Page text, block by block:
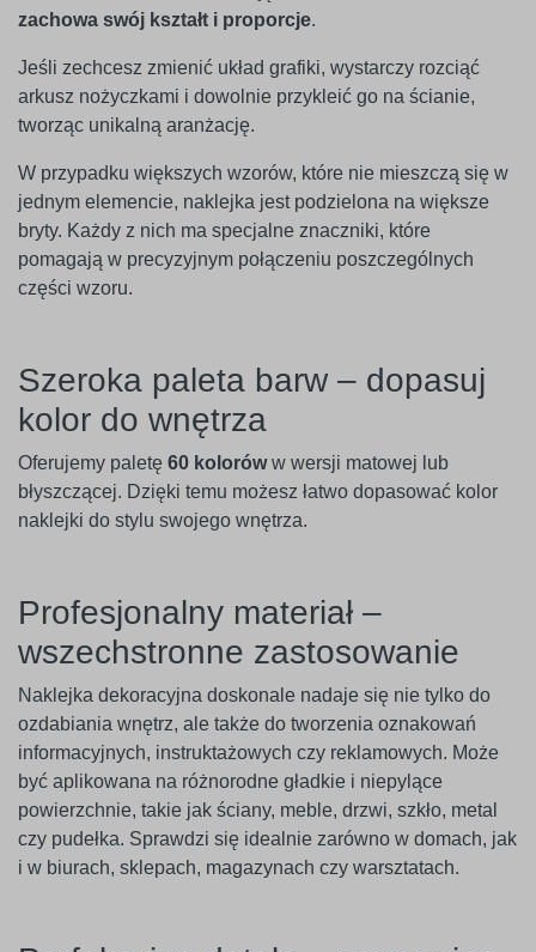
zachowa swój kształt i proporcje.
Jeśli zechcesz zmienić układ grafiki, wystarczy rozciąć
arkusz nożyczkami i dowolnie przykleić go na ścianie,
tworząc unikalną aranżację.
W przypadku większych wzorów, które nie mieszczą się w
jednym elemencie, naklejka jest podzielona na większe
bryty. Każdy z nich ma specjalne znaczniki, które
pomagają w precyzyjnym połączeniu poszczególnych
części wzoru.
Szeroka paleta barw – dopasuj
kolor do wnętrza
Oferujemy paletę 60 koloróww wersji matowej lub
błyszczącej. Dzięki temu możesz łatwo dopasować kolor
naklejki do stylu swojego wnętrza.
Profesjonalny materiał –
wszechstronne zastosowanie
Naklejka dekoracyjna doskonale nadaje się nie tylko do
ozdabiania wnętrz, ale także do tworzenia oznakowań
informacyjnych, instruktażowych czy reklamowych. Może
być aplikowana na różnorodne gładkie i niepylące
powierzchnie, takie jak ściany, meble, drzwi, szkło, metal
czy pudełka. Sprawdzi się idealnie zarówno w domach, jak
i w biurach, sklepach, magazynach czy warsztatach.